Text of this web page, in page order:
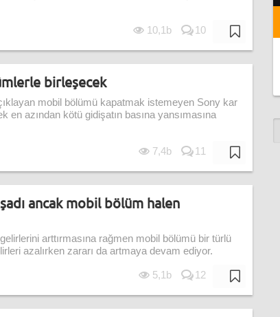
10,1b 10
birleşecek
mobil bölümü kapatmak istemeyen Sony kar
en azından kötü gidişatın basına yansımasına
7,4b 11
ancak mobil bölüm halen
arttırmasına rağmen mobil bölümü bir türlü
azalırken zararı da artmaya devam ediyor.
5,1b 12